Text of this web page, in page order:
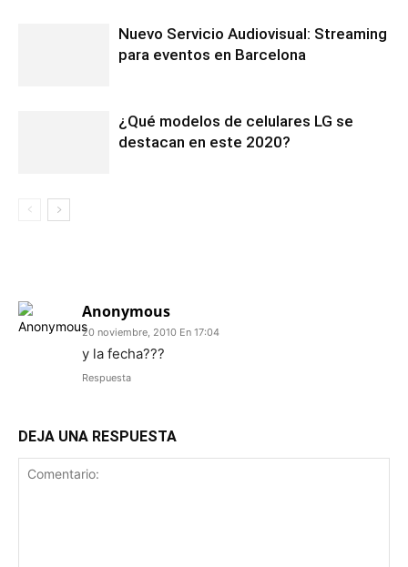
Nuevo Servicio Audiovisual: Streaming
para eventos en Barcelona
¿Qué modelos de celulares LG se
destacan en este 2020?
Anonymous
20 noviembre, 2010 En 17:04
y la fecha???
Respuesta
DEJA UNA RESPUESTA